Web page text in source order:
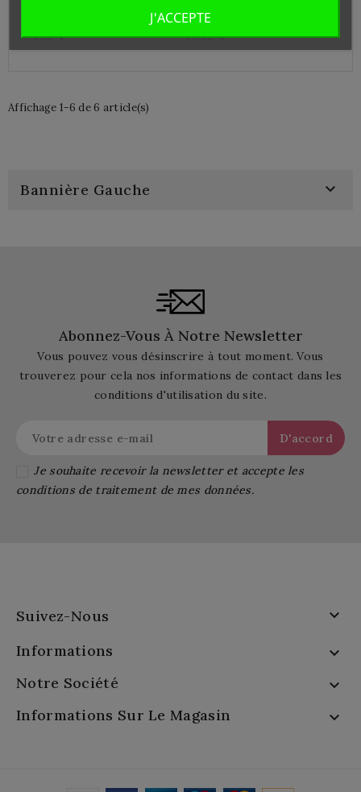
Setta TAKE Inden 27cm
7 900 ¥
Setta TAKE Inden 25cm
7 900 ¥
Affichage 1-6 de 6 article(s)
Bannière Gauche 
Abonnez-Vous À Notre Newsletter
Vous pouvez vous désinscrire à tout moment. Vous
trouverez pour cela nos informations de contact dans les
conditions d'utilisation du site.
Je souhaite recevoir la newsletter et accepte les
conditions de traitement de mes données.
Suivez-Nous 
Informations 
Notre Société 
Informations Sur Le Magasin 
J'ACCEPTE